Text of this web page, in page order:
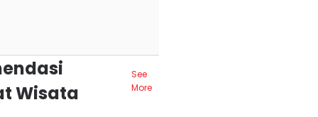
Wisata
See
More